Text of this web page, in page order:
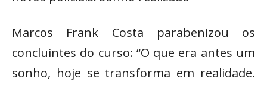
Marcos Frank Costa parabenizou os
concluintes do curso: “O que era antes um
sonho, hoje se transforma em realidade.